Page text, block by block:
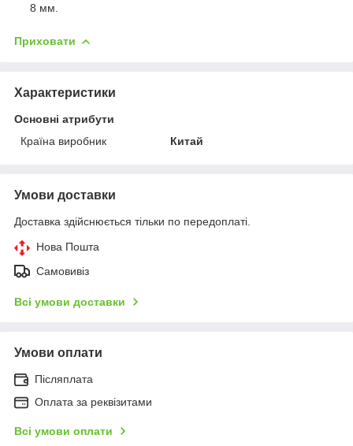
8 мм.
Приховати
Характеристики
Основні атрибути
Країна виробник
Китай
Умови доставки
Доставка здійснюється тільки по передоплаті.
Нова Пошта
Самовивіз
Всі умови доставки
Умови оплати
Післяплата
Оплата за реквізитами
Всі умови оплати